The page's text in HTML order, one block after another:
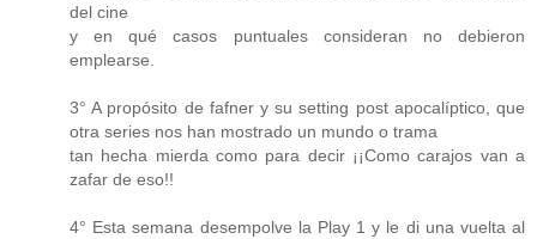
del cine
y en qué casos puntuales consideran no debieron
emplearse.
3° A propósito de fafner y su setting post apocalíptico, que
otra series nos han mostrado un mundo o trama
tan hecha mierda como para decir ¡¡Como carajos van a
zafar de eso!!
4° Esta semana desempolve la Play 1 y le di una vuelta al